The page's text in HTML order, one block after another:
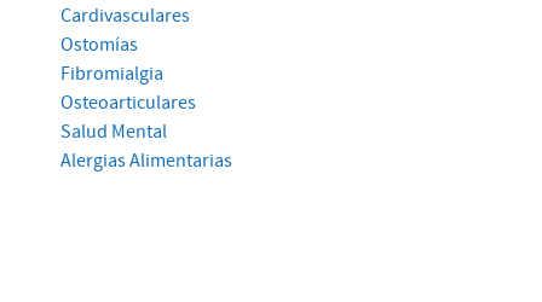
Cardivasculares
Ostomías
Fibromialgia
Osteoarticulares
Salud Mental
Alergias Alimentarias